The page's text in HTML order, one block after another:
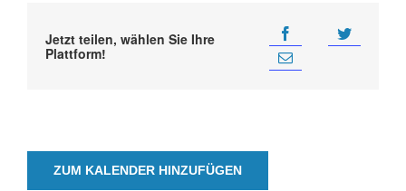
Jetzt teilen, wählen Sie Ihre
Plattform!
ZUM KALENDER HINZUFÜGEN